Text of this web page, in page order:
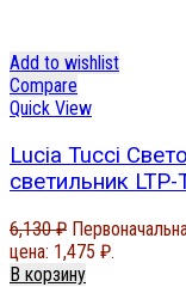
Add to wishlist
Compare
Quick View
Lucia Tucci
светильник
6,130₽
цена: 1,475 ₽.
В корзину